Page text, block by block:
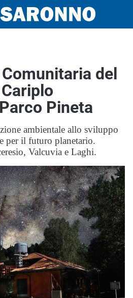
del
Pineta
ambientale allo sviluppo
per il futuro planetario.
Valcuvia e Laghi.